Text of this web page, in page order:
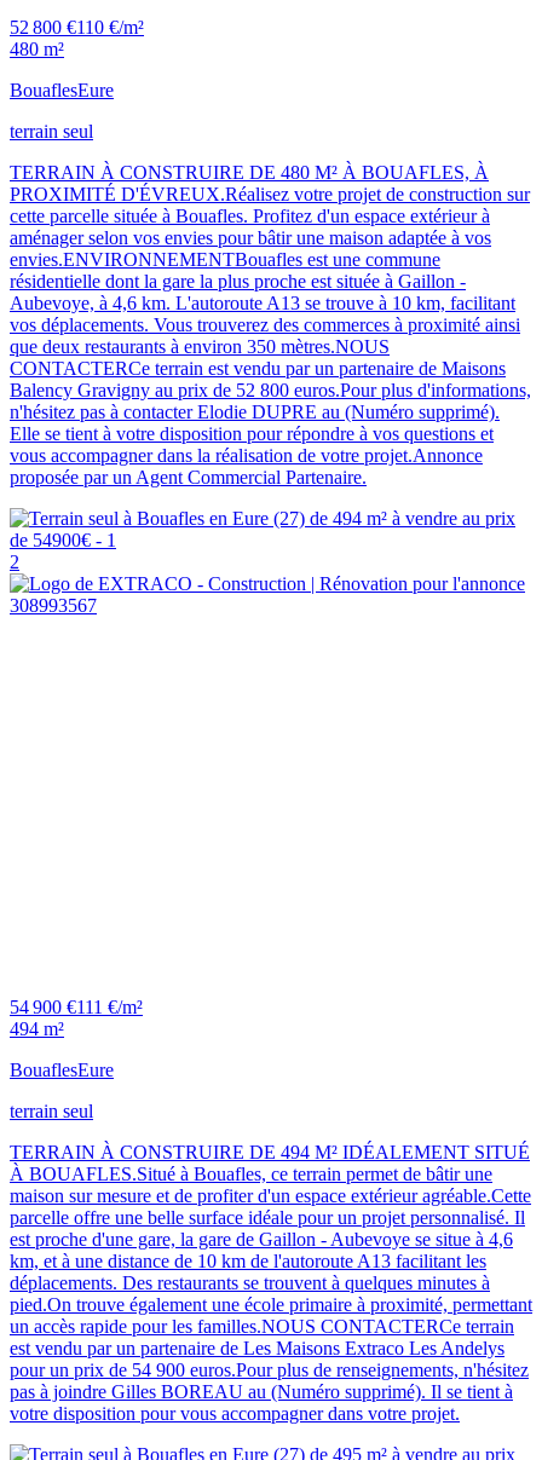
52 800 €110 €/m²
480 m²
BouaflesEure
terrain seul
TERRAIN À CONSTRUIRE DE 480 M² À BOUAFLES, À
PROXIMITÉ D'ÉVREUX.Réalisez votre projet de construction sur
cette parcelle située à Bouafles. Profitez d'un espace extérieur à
aménager selon vos envies pour bâtir une maison adaptée à vos
envies.ENVIRONNEMENTBouafles est une commune
résidentielle dont la gare la plus proche est située à Gaillon -
Aubevoye, à 4,6 km. L'autoroute A13 se trouve à 10 km, facilitant
vos déplacements. Vous trouverez des commerces à proximité ainsi
que deux restaurants à environ 350 mètres.NOUS
CONTACTERCe terrain est vendu par un partenaire de Maisons
Balency Gravigny au prix de 52 800 euros.Pour plus d'informations,
n'hésitez pas à contacter Elodie DUPRE au (Numéro supprimé).
Elle se tient à votre disposition pour répondre à vos questions et
vous accompagner dans la réalisation de votre projet.Annonce
proposée par un Agent Commercial Partenaire.
2
54 900 €111 €/m²
494 m²
BouaflesEure
terrain seul
TERRAIN À CONSTRUIRE DE 494 M² IDÉALEMENT SITUÉ
À BOUAFLES.Situé à Bouafles, ce terrain permet de bâtir une
maison sur mesure et de profiter d'un espace extérieur agréable.Cette
parcelle offre une belle surface idéale pour un projet personnalisé. Il
est proche d'une gare, la gare de Gaillon - Aubevoye se situe à 4,6
km, et à une distance de 10 km de l'autoroute A13 facilitant les
déplacements. Des restaurants se trouvent à quelques minutes à
pied.On trouve également une école primaire à proximité, permettant
un accès rapide pour les familles.NOUS CONTACTERCe terrain
est vendu par un partenaire de Les Maisons Extraco Les Andelys
pour un prix de 54 900 euros.Pour plus de renseignements, n'hésitez
pas à joindre Gilles BOREAU au (Numéro supprimé). Il se tient à
votre disposition pour vous accompagner dans votre projet.